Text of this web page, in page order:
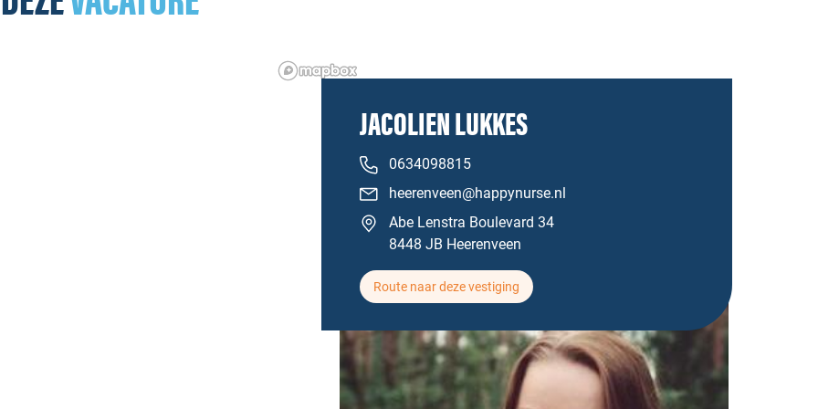
JACOLIEN LUKKES
0634098815
heerenveen@happynurse.nl
Abe Lenstra Boulevard 34
8448 JB Heerenveen
Route naar deze vestiging